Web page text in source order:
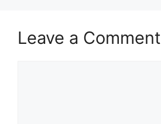
Leave a Comment